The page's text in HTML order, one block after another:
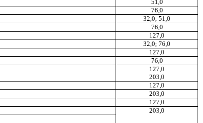
51,0
76,0
32,0; 51,0
76,0
127,0
32,0; 76,0
127,0
76,0
127,0
203,0
127,0
203,0
127,0
203,0